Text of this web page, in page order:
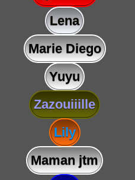
Lena
Marie Diego
Yuyu
Zazouiiille
Lily
Maman jtm